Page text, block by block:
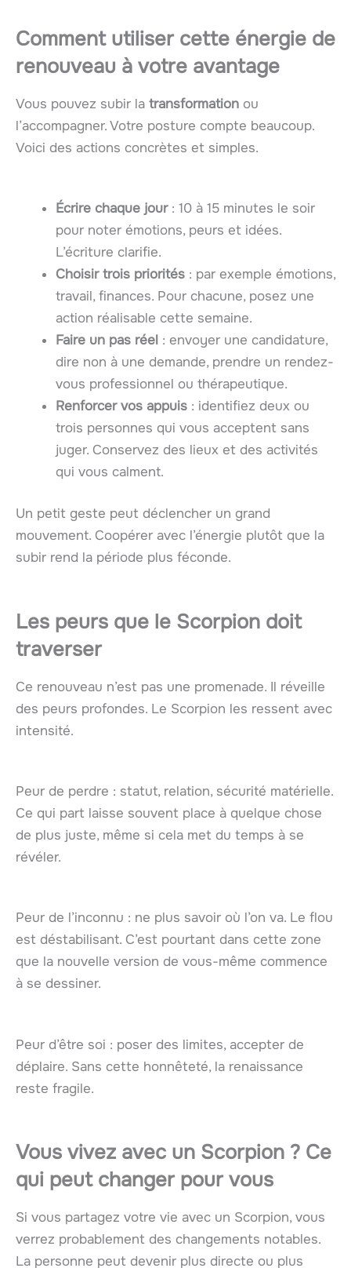
Comment utiliser cette énergie de
renouveau à votre avantage
Vous pouvez subir la transformation ou
l’accompagner. Votre posture compte beaucoup.
Voici des actions concrètes et simples.
Écrire chaque jour: 10 à 15 minutes le soir
pour noter émotions, peurs et idées.
L’écriture clarifie.
Choisir trois priorités : par exemple émotions,
travail, finances. Pour chacune, posez une
action réalisable cette semaine.
Faire un pas réel : envoyer une candidature,
dire non à une demande, prendre un rendez-
vous professionnel ou thérapeutique.
Renforcer vos appuis : identifiez deux ou
trois personnes qui vous acceptent sans
juger. Conservez des lieux et des activités
qui vous calment.
Un petit geste peut déclencher un grand
mouvement. Coopérer avec l’énergie plutôt que la
subir rend la période plus féconde.
Les peurs que le Scorpion doit
traverser
Ce renouveau n’est pas une promenade. Il réveille
des peurs profondes. Le Scorpion les ressent avec
intensité.
Peur de perdre : statut, relation, sécurité matérielle.
Ce qui part laisse souvent place à quelque chose
de plus juste, même si cela met du temps à se
révéler.
Peur de l’inconnu : ne plus savoir où l’on va. Le flou
est déstabilisant. C’est pourtant dans cette zone
que la nouvelle version de vous-même commence
à se dessiner.
Peur d’être soi : poser des limites, accepter de
déplaire. Sans cette honnêteté, la renaissance
reste fragile.
Vous vivez avec un Scorpion ? Ce
qui peut changer pour vous
Si vous partagez votre vie avec un Scorpion, vous
verrez probablement des changements notables.
La personne peut devenir plus directe ou plus